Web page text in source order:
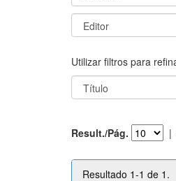
Utilizar filtros para
Result./Pág. |
Resultado 1-1 de 1.